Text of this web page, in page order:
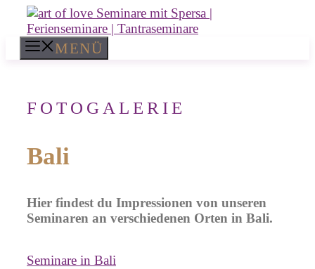
Zum
Inhalt
springen MENÜ
FOTOGALERIE
Bali
Hier findest du Impressionen von unseren
Seminaren an verschiedenen Orten in Bali.
Seminare in Bali